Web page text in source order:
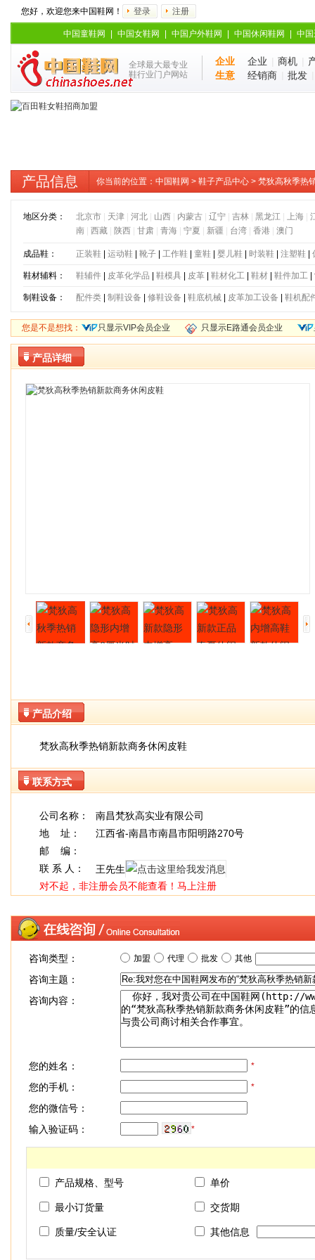
您好，欢迎您来中国鞋网！ 登录 注册
中国童鞋网 中国女鞋网 中国户外鞋网 中国休闲鞋网 中
全球最大最专业
鞋行业门户网站
企业
生意
企业 商机
经销商
批发
产品信息 你当前的位置： 中国鞋网 > 鞋子产品中心 > 梵狄高秋季热
地区分类： 北京市| 天津| 河北| 山西| 内蒙古| 辽宁| 吉林| 黑龙江 上海|
南| 西藏| 陕西| 甘肃| 青海| 宁夏 新疆 台湾| 香港| 澳门
成品鞋： 正装鞋| 运动鞋| 靴子| 工作鞋| 童鞋| 婴儿鞋| 时装鞋| 注塑鞋|
鞋材辅料： 鞋辅件| 皮革化学品 鞋模具 皮革| 鞋材化工| 鞋材| 鞋件加工|
制鞋设备： 配件类| 制鞋设备 修鞋设备 鞋底机械| 皮革加工设备 鞋机配
您是不是想找： 只显示VIP会员企业 只显示E路通会员企业
产品详细
产品介绍
梵狄高秋季热销新款商务休闲皮鞋
联系方式
公司名称：
南昌梵狄高实业有限公司
地 址：
江西省-南昌市南昌市阳明路270号
邮 编：
联 系 人：
王先生
对不起，非注册会员不能查看！ 马上注册
咨询类型： 加盟 代理 批发 其他
咨询主题：
咨询内容：
您的姓名： *
您的手机： *
您的微信号：
输入验证码：
*
产品规格、型号 单价
最小订货量 交货期
质量/安全认证 其他信息